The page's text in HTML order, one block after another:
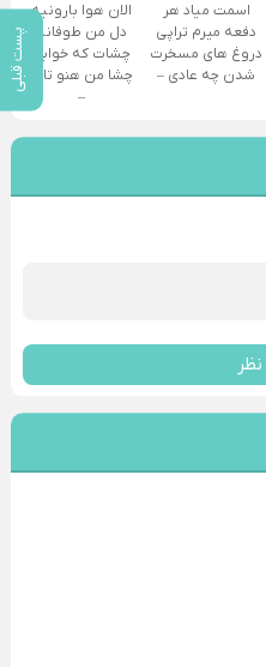
پست قبلی
اسمت میاد هر
دفعه میرم تراپی
دروغ‌ های مسخرت
شدن چه عادی –
الان هوا بارونیه
دل من طوفانه
چشات که خوابه
چشا من هنو تاره
–